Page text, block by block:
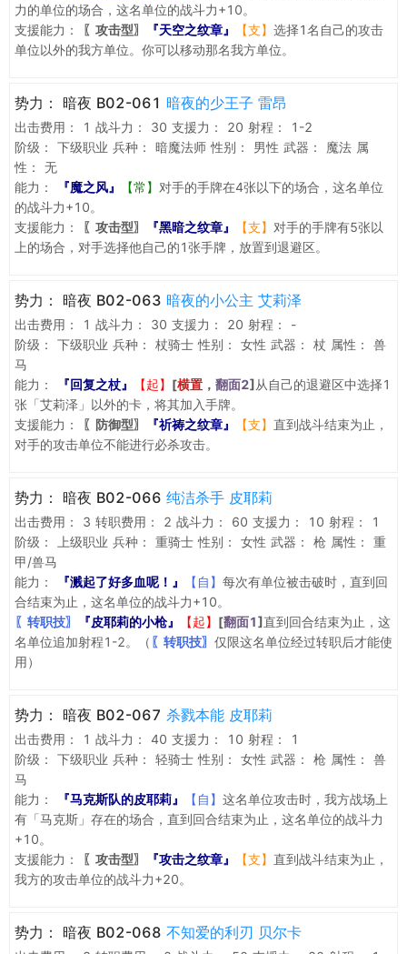
力的单位的场合，这名单位的战斗力+10。
支援能力：
〖攻击型〗 『天空之纹章』 【支】 选择1名自己的攻击
单位以外的我方单位。你可以移动那名我方单位。
势力： 暗夜 B02-061 暗夜的少王子 雷昂
出击费用： 1 战斗力： 30 支援力： 20 射程：
1-2
阶级：
下级职业 兵种： 暗魔法师 性别： 男性 武器： 魔法 属
性：
无
能力：
『魔之风』 【常】 对手的手牌在4张以下的场合，这名单位
的战斗力+10。
支援能力：
〖攻击型〗 『黑暗之纹章』 【支】 对手的手牌有5张以
上的场合，对手选择他自己的1张手牌，放置到退避区。
势力： 暗夜 B02-063 暗夜的小公主 艾莉泽
出击费用： 1 战斗力： 30 支援力： 20 射程：
-
阶级：
下级职业 兵种： 杖骑士 性别： 女性 武器： 杖 属性：
兽
马
能力：
『回复之杖』 【起】 [横置 ， 翻面2] 从自己的退避区中选择1
张「艾莉泽」以外的卡，将其加入手牌。
支援能力：
〖防御型〗 『祈祷之纹章』 【支】 直到战斗结束为止，
对手的攻击单位不能进行必杀攻击。
势力： 暗夜 B02-066 纯洁杀手 皮耶莉
出击费用： 3 转职费用： 2 战斗力： 60 支援力： 10 射程：
1
阶级：
上级职业 兵种： 重骑士 性别： 女性 武器： 枪 属性：
重
甲/兽马
能力：
『溅起了好多血呢！』 【自】 每次有单位被击破时，直到回
合结束为止，这名单位的战斗力+10。
〖转职技〗
『皮耶莉的小枪』 【起】 [翻面1]直到回合结束为止，这
名单位追加射程1-2。（ 〖转职技〗 仅限这名单位经过转职后才能使
用）
势力： 暗夜 B02-067 杀戮本能 皮耶莉
出击费用： 1 战斗力： 40 支援力： 10 射程：
1
阶级：
下级职业 兵种： 轻骑士 性别： 女性 武器： 枪 属性：
兽
马
能力：
『马克斯队的皮耶莉』 【自】 这名单位攻击时，我方战场上
有「马克斯」存在的场合，直到回合结束为止，这名单位的战斗力
+10。
支援能力：
〖攻击型〗 『攻击之纹章』 【支】 直到战斗结束为止，
我方的攻击单位的战斗力+20。
势力： 暗夜 B02-068 不知爱的利刃 贝尔卡